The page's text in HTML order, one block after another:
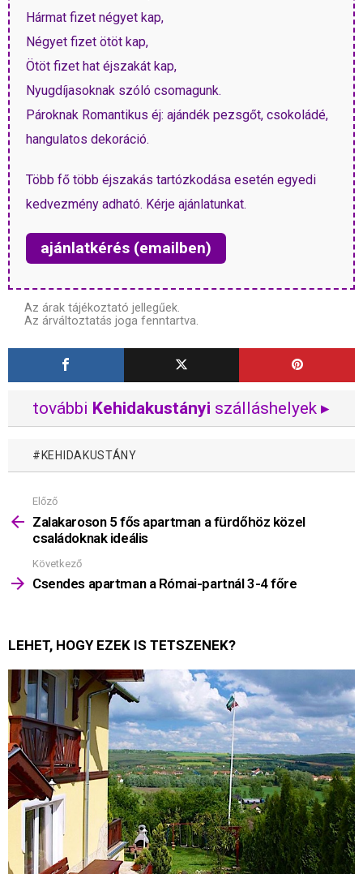
Hármat fizet négyet kap,
Négyet fizet ötöt kap,
Ötöt fizet hat éjszakát kap,
Nyugdíjasoknak szóló csomagunk.
Pároknak Romantikus éj: ajándék pezsgőt, csokoládé,
hangulatos dekoráció.
Több fő több éjszakás tartózkodása esetén egyedi
kedvezmény adható. Kérje ajánlatunkat.
ajánlatkérés (emailben)
Az árak tájékoztató jellegűek.
Az árváltoztatás joga fenntartva.
további Kehidakustányi szálláshelyek ▸
KEHIDAKUSTÁNY
Mutass
többet
Előző
Zalakaroson 5 fős apartman a fürdőhöz közel
családoknak ideális
Következő
Csendes apartman a Római-partnál 3-4 főre
LEHET, HOGY EZEK IS TETSZENEK?